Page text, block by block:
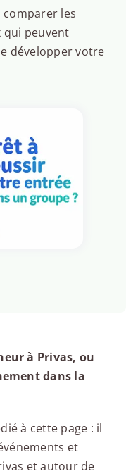
comparer les
qui peuvent
développer votre
à Privas, ou
dans la
à cette page : il
et
et autour de